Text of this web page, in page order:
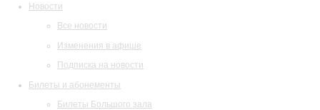
Новости
Все новости
Изменения в афише
Подписка на новости
Билеты и абонементы
Билеты Большого зала